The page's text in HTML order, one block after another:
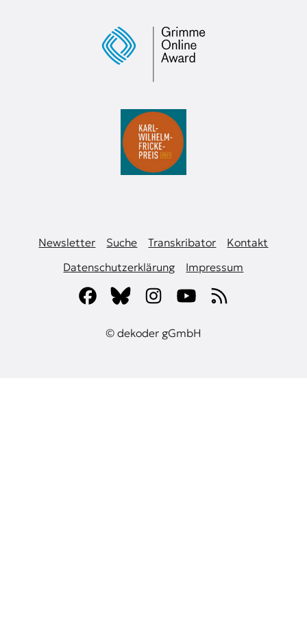
Newsletter Suche Transkribator
Kontakt
Datenschutzerklärung
Impressum
© dekoder gGmbH